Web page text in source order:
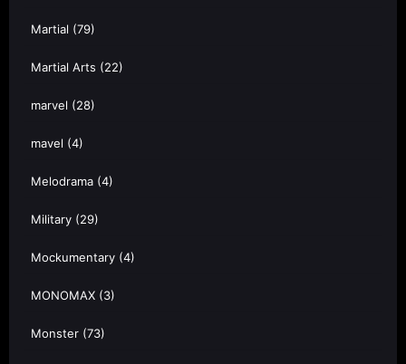
Martial (79)
Martial Arts (22)
marvel (28)
mavel (4)
Melodrama (4)
Military (29)
Mockumentary (4)
MONOMAX (3)
Monster (73)